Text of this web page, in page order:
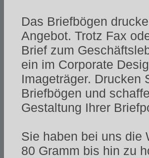
Das Briefbögen
Angebot. Trotz Fax
Brief zum
ein im Corporate
Imageträger. Drucken
Briefbögen und
Gestaltung Ihrer
Sie haben bei uns die
80 Gramm bis hin zu